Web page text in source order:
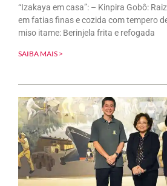
“Izakaya em casa”: – Kinpira Gobô:
em fatias finas e cozida com tempero
miso itame: Berinjela frita e refogada
SAIBA MAIS >